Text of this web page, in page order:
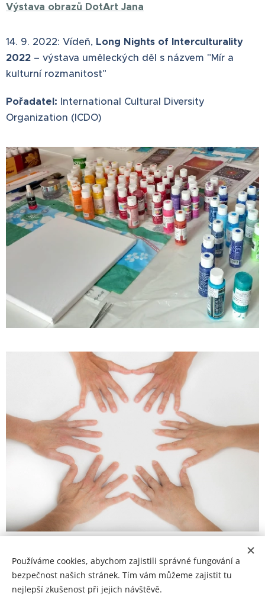
Výstava obrazů DotArt Jana
14. 9. 2022:⁠ Vídeň, Long Nights of Interculturality
2022 –⁠ výstava uměleckých děl s názvem "Mír a
kulturní rozmanitost"
Pořadatel: International Cultural Diversity
Organization (ICDO)
© 2026 jana-simkova.cz Všechna práva vyhrazena.
Zásady ochrany osobních údajů • Impressum
Používáme cookies, abychom zajistili správné fungování a
bezpečnost našich stránek. Tím vám můžeme zajistit tu
nejlepší zkušenost při jejich návštěvě.